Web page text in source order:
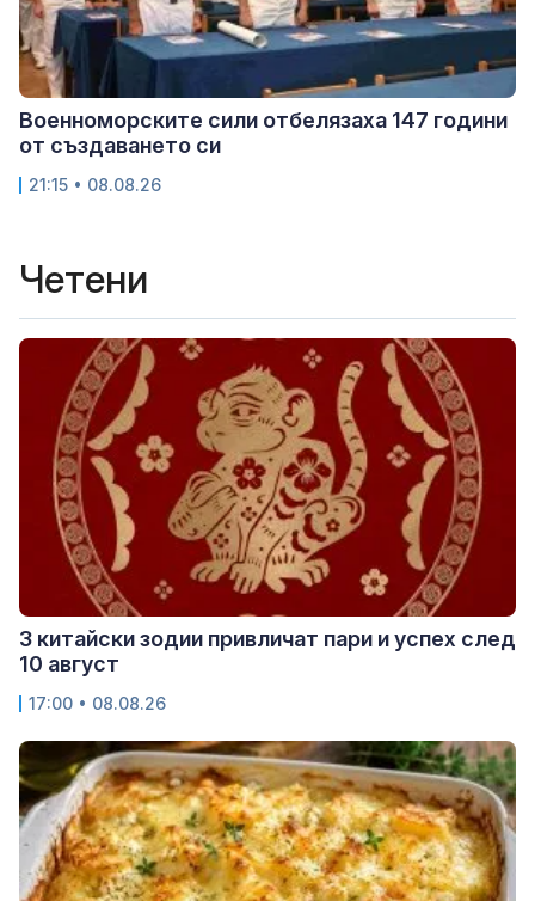
Военноморските сили отбелязаха 147 години
от създаването си
21:15 • 08.08.26
Четени
3 китайски зодии привличат пари и успех след
10 август
17:00 • 08.08.26